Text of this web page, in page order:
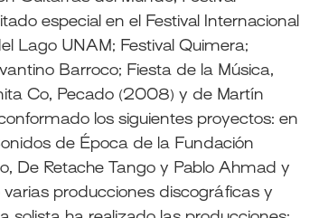
especial en el Festival Internacional
Lago UNAM; Festival Quimera;
Barroco; Fiesta de la Música,
Co, Pecado (2008) y de Martín
los siguientes proyectos: en
de Época de la Fundación
De Retache Tango y Pablo Ahmad y
producciones discográficas y